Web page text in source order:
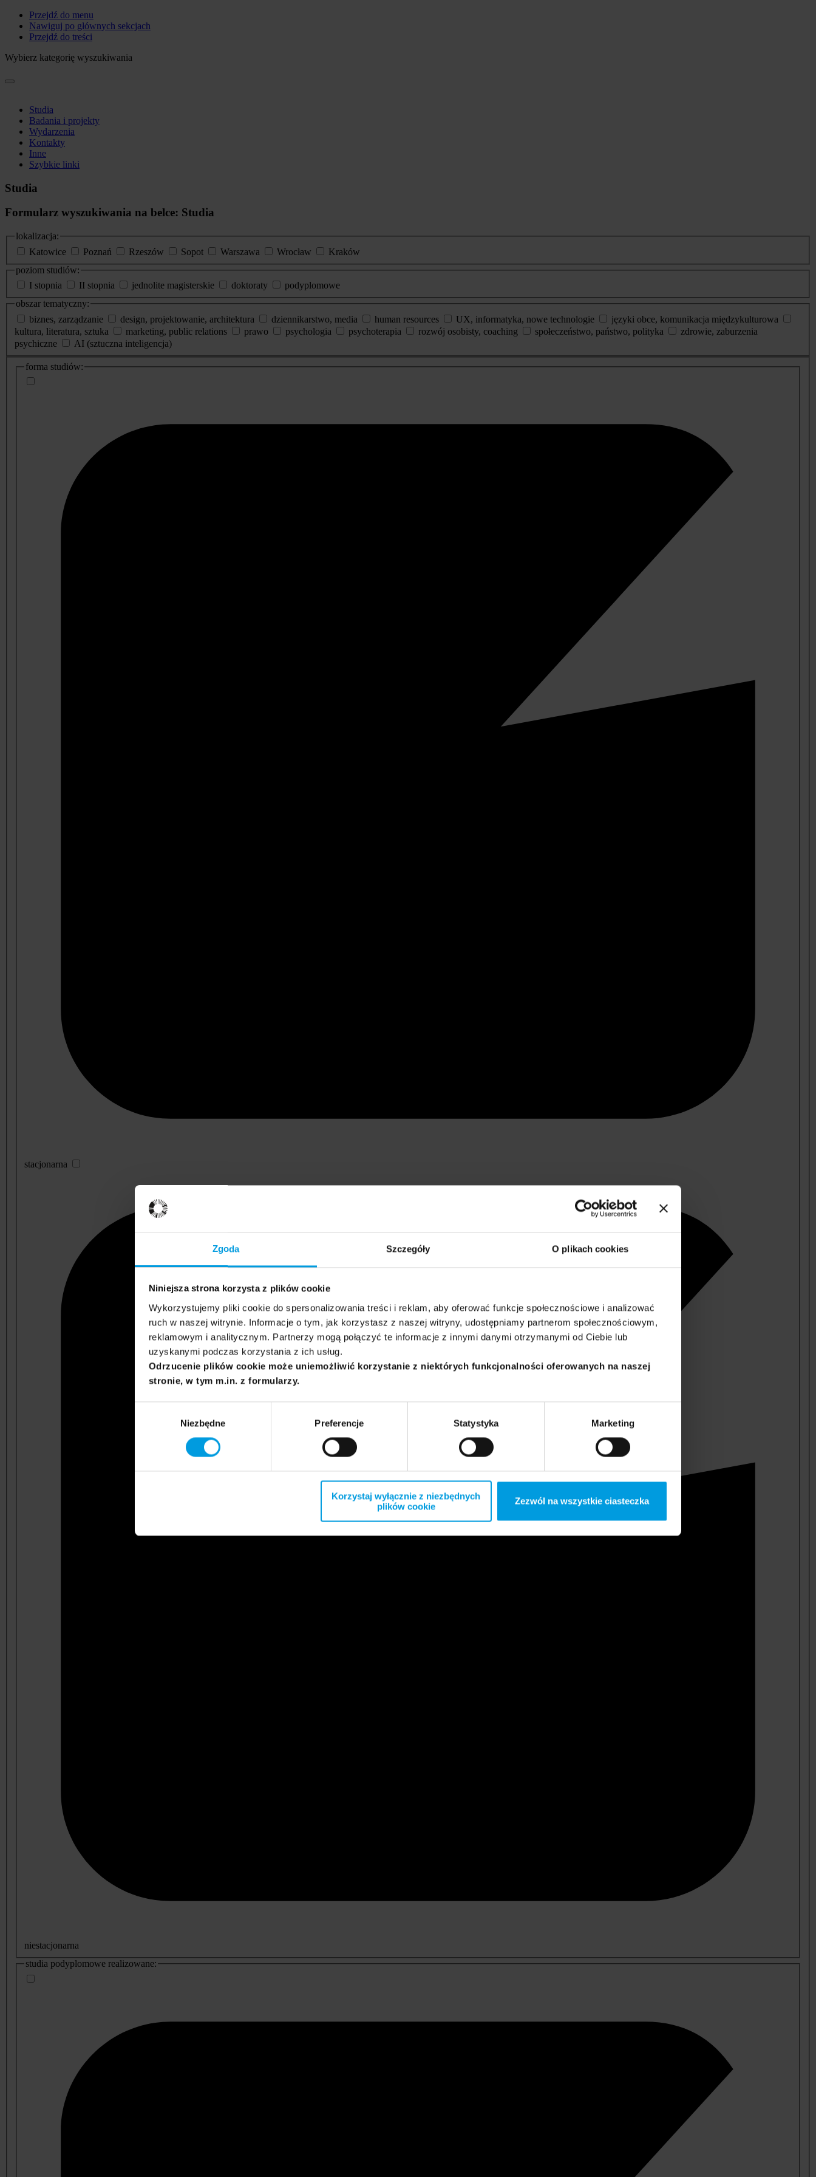
Zgoda Szczegóły O plikach cookies
Niniejsza strona korzysta z plików cookie
Wykorzystujemy pliki cookie do spersonalizowania treści i reklam, aby oferować funkcje społecznościowe i analizować
ruch w naszej witrynie. Informacje o tym, jak korzystasz z naszej witryny, udostępniamy partnerom społecznościowym,
reklamowym i analitycznym. Partnerzy mogą połączyć te informacje z innymi danymi otrzymanymi od Ciebie lub
uzyskanymi podczas korzystania z ich usług.
Odrzucenie plików cookie może uniemożliwić korzystanie z niektórych funkcjonalności oferowanych na naszej
stronie, w tym m.in. z formularzy.
Niezbędne Preferencje Statystyka Marketing
Korzystaj wyłącznie z niezbędnych
plików cookie
Zezwól na wszystkie ciasteczka
Przejdź do menu
Nawiguj po głównych sekcjach
Przejdź do treści
Wybierz kategorię wyszukiwania
Studia
Badania i projekty
Wydarzenia
Kontakty
Inne
Szybkie linki
Studia
Formularz wyszukiwania na belce: Studia
lokalizacja:
Katowice
Poznań Rzeszów Sopot Warszawa Wrocław
Kraków
poziom studiów:
I stopnia
II stopnia jednolite magisterskie doktoraty
podyplomowe
obszar tematyczny:
biznes, zarządzanie
design, projektowanie, architektura dziennikarstwo, media human resources UX, informatyka, nowe technologie
języki obce, komunikacja międzykulturowa
kultura, literatura, sztuka
marketing, public relations prawo psychologia psychoterapia rozwój osobisty, coaching społeczeństwo, państwo, polityka
zdrowie, zaburzenia
psychiczne
AI (sztuczna inteligencja)
dodatkowe
informacje
forma studiów:
stacjonarna
niestacjonarna
studia podyplomowe realizowane: